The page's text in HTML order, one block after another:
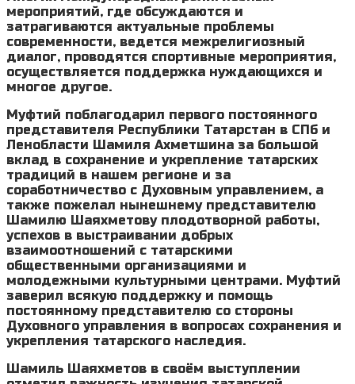
мероприятий, где обсуждаются и
затрагиваются актуальные проблемы
современности, ведется межрелигиозный
диалог, проводятся спортивные мероприятия,
осуществляется поддержка нуждающихся и
многое другое.
Муфтий поблагодарил первого постоянного
представителя Республики Татарстан в СПб и
Ленобласти Шамиля Ахметшина за большой
вклад в сохранение и укрепление татарских
традиций в нашем регионе и за
соработничество с Духовным управлением, а
также пожелал нынешнему представителю
Шамилю Шаяхметову плодотворной работы,
успехов в выстраивании добрых
взаимоотношений с татарскими
общественными организациями и
молодежными культурными центрами. Муфтий
заверил всякую поддержку и помощь
постоянному представителю со стороны
Духовного управления в вопросах сохранения и
укрепления татарского наследия.
Шамиль Шаяхметов в своём выступлении